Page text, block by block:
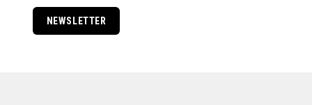
NEWSLETTER